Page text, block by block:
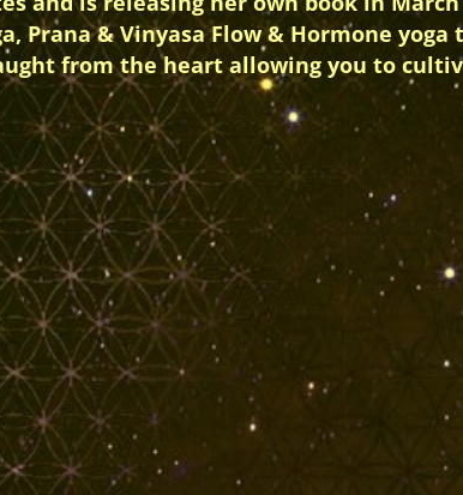
Prana & Vinyasa Flow & Hormone yoga
from the heart allowing you to